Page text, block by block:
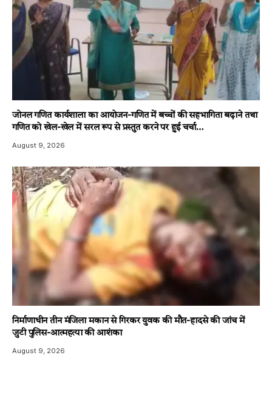
जोनल गणित कार्यशाला का आयोजन-गणित में बच्चों की सहभागिता बढ़ाने तथा
गणित को खेल-खेल में सरल रूप से प्रस्तुत करने पर हुई चर्चा…
August 9, 2026
निर्माणाधीन तीन मंजिला मकान से गिरकर युवक की मौत-हादसे की जांच में
जुटी पुलिस-आत्महत्या की आशंका
August 9, 2026